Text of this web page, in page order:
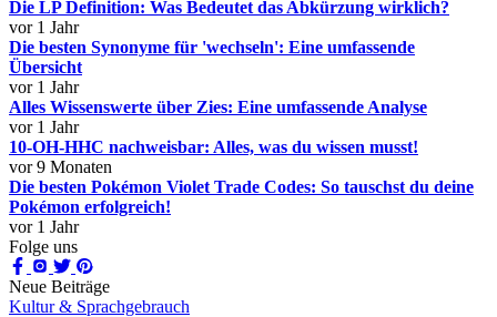
Die LP Definition: Was Bedeutet das Abkürzung wirklich?
vor 1 Jahr
Die besten Synonyme für 'wechseln': Eine umfassende
Übersicht
vor 1 Jahr
Alles Wissenswerte über Zies: Eine umfassende Analyse
vor 1 Jahr
10-OH-HHC nachweisbar: Alles, was du wissen musst!
vor 9 Monaten
Die besten Pokémon Violet Trade Codes: So tauschst du deine
Pokémon erfolgreich!
vor 1 Jahr
Folge uns
Neue Beiträge
Kultur & Sprachgebrauch